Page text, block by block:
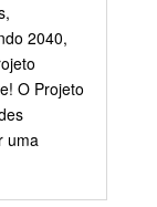
2040,
O Projeto
uma